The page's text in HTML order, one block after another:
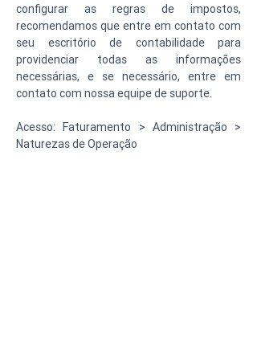
configurar as regras de impostos,
recomendamos que entre em contato com
seu escritório de contabilidade para
providenciar todas as informações
necessárias, e se necessário, entre em
contato com nossa equipe de suporte.
Acesso: Faturamento > Administração >
Naturezas de Operação